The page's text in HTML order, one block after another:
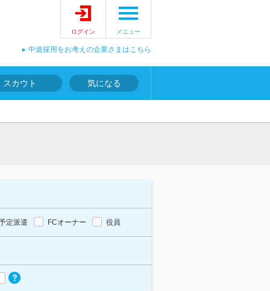
ログイン メニュー
中途採用をお考えの企業さまはこちら
スカウト 気になる
定派遣 FCオーナー 役員